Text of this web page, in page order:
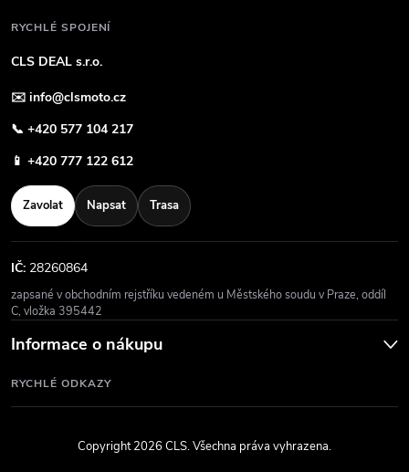
RYCHLÉ SPOJENÍ
CLS DEAL s.r.o.
✉️ info@clsmoto.cz
📞 +420 577 104 217
📱 +420 777 122 612
Zavolat Napsat Trasa
IČ: 28260864
zapsané v obchodním rejstříku vedeném u Městského soudu v Praze, oddíl
C, vložka 395442
Informace o nákupu
RYCHLÉ ODKAZY
Copyright 2026CLS. Všechna práva vyhrazena.